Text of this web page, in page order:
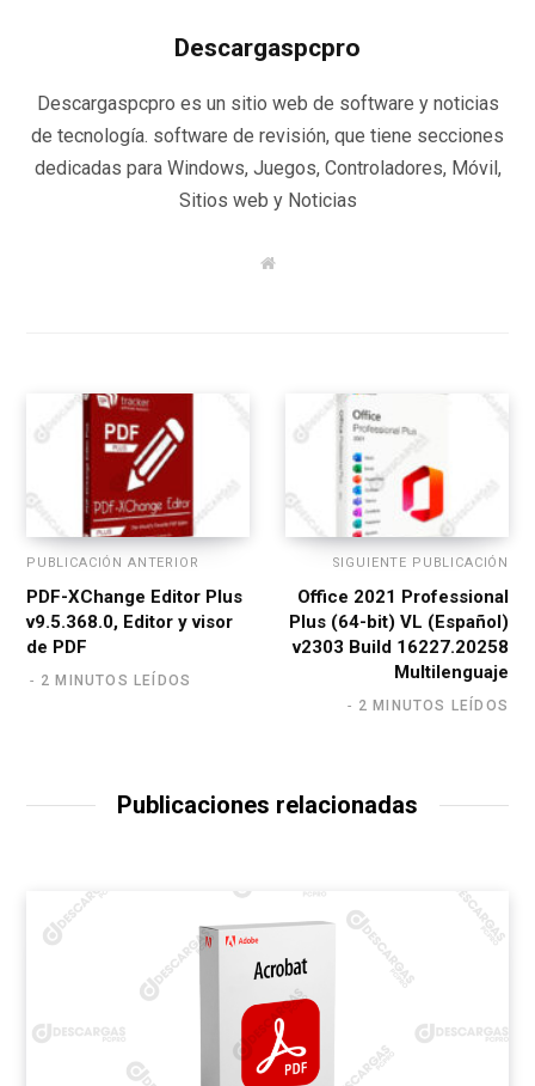
Descargaspcpro
Descargaspcpro es un sitio web de software y noticias
de tecnología. software de revisión, que tiene secciones
dedicadas para Windows, Juegos, Controladores, Móvil,
Sitios web y Noticias
W
PUBLICACIÓN ANTERIOR
PDF-XChange Editor Plus
v9.5.368.0, Editor y visor
de PDF
2 MINUTOS LEÍDOS
SIGUIENTE PUBLICACIÓN
Office 2021 Professional
Plus (64-bit) VL (Español)
v2303 Build 16227.20258
Multilenguaje
2 MINUTOS LEÍDOS
Publicaciones relacionadas